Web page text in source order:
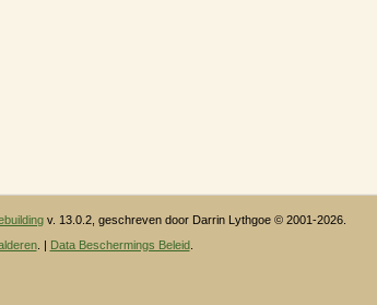
v. 13.0.2, geschreven door Darrin Lythgoe © 2001-2026.
. | Data Beschermings Beleid.